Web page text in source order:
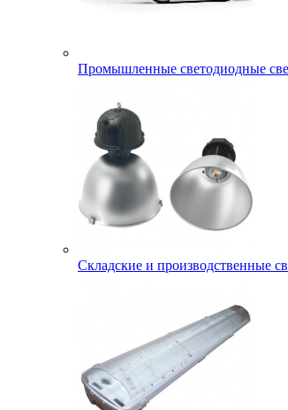
Промышленные светодиодные
Складские и производственные